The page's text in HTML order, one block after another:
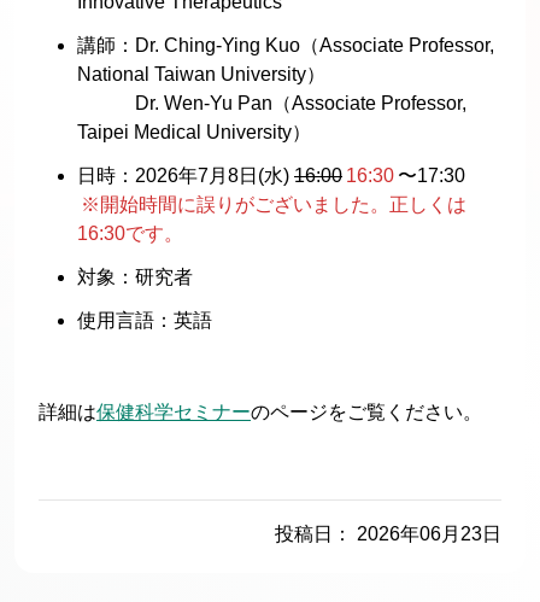
講師：Dr. Ching-Ying Kuo（Associate Professor,
National Taiwan University）
Dr. Wen-Yu Pan（Associate Professor,
Taipei Medical University）
日時：2026年7月8日(水) 16:00 16:30 〜17:30
※開始時間に誤りがございました。正しくは
16:30です。
対象：研究者
使用言語：英語
詳細は保健科学セミナーのページをご覧ください。
投稿日： 2026年06月23日